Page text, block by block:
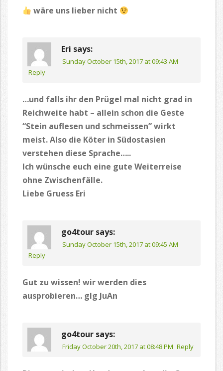
wäre uns lieber nicht
Eri says:
Sunday October 15th, 2017 at 09:43 AM
Reply
…und falls ihr den Prügel mal nicht grad in
Reichweite habt – allein schon die Geste
“Stein auflesen und schmeissen” wirkt
meist. Also die Köter in Südostasien
verstehen diese Sprache…..
Ich wünsche euch eine gute Weiterreise
ohne Zwischenfälle.
Liebe Gruess Eri
go4tour says:
Sunday October 15th, 2017 at 09:45 AM
Reply
Gut zu wissen! wir werden dies
ausprobieren… glg JuAn
go4tour says:
Friday October 20th, 2017 at 08:48 PM Reply